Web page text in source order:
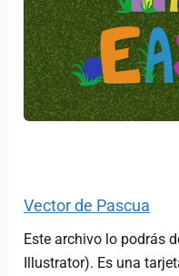
Vector de Pascua
Este archivo lo podrás
Illustrator). Es una